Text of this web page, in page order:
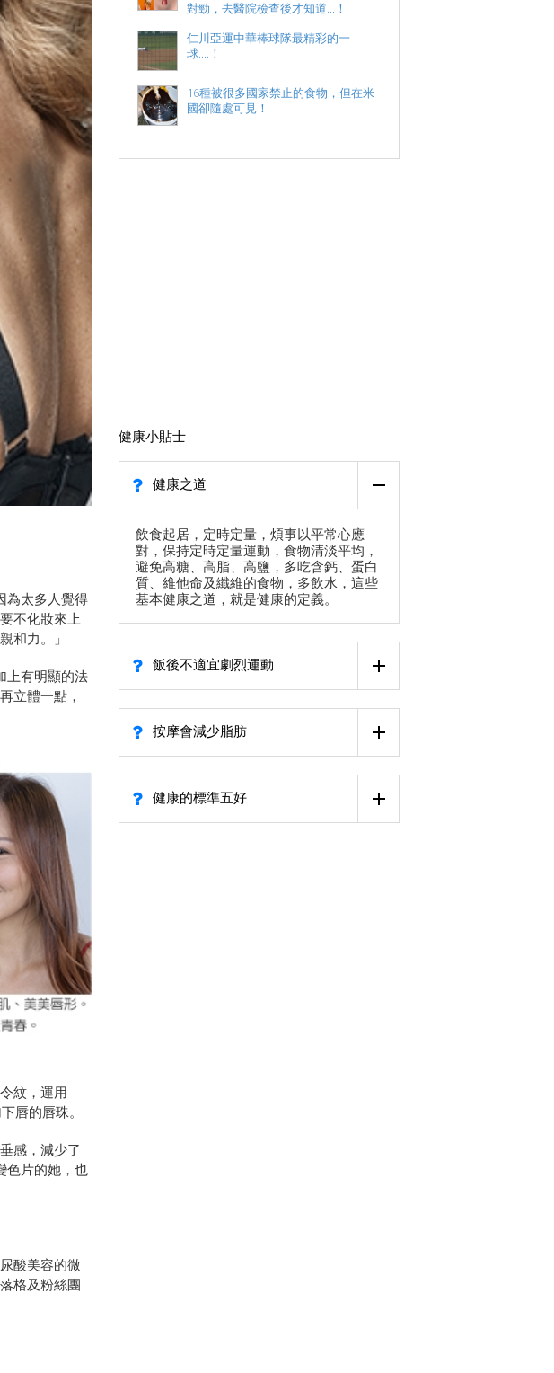
為太多人覺得
不化妝來上
和力。」
上有明顯的法
立體一點，
紋，運用
唇的唇珠。
感，減少了
色片的她，也
酸美容的微
格及粉絲團
對勁，去醫院檢查後才知道...！
仁川亞運中華棒球隊最精彩的一
球....！
16種被很多國家禁止的食物，但在米
國卻隨處可見！
健康小貼士
健康之道
飲食起居，定時定量，煩事以平常心應
對，保持定時定量運動，食物清淡平均，
避免高糖、高脂、高鹽，多吃含鈣、蛋白
質、維他命及纖維的食物，多飲水，這些
基本健康之道，就是健康的定義。
飯後不適宜劇烈運動
按摩會減少脂肪
健康的標準五好